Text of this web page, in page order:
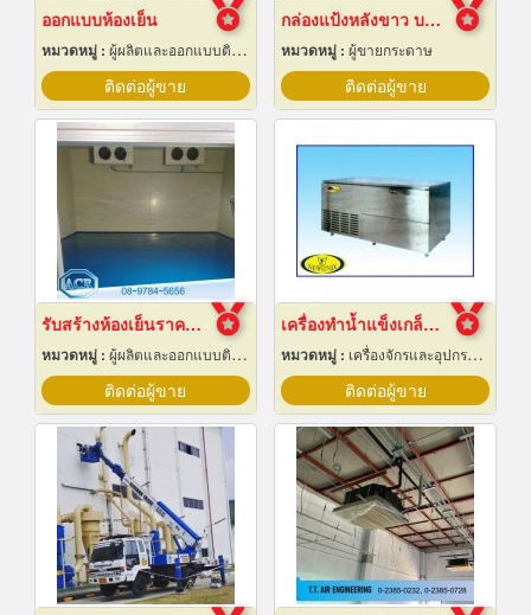
ออกแบบห้องเย็น
หมวดหมู่ : ผู้ผลิตและออกแบบติดตั้งห้องเย็น
ติดต่อผู้ขาย
กล่องแป้งหลังขาว บางเลนเกรดA(BL-Aหลังขาว)
หมวดหมู่ : ผู้ขายกระดาษ
ติดต่อผู้ขาย
รับสร้างห้องเย็นราคาถูก
หมวดหมู่ : ผู้ผลิตและออกแบบติดตั้งห้องเย็น
ติดต่อผู้ขาย
เครื่องทำน้ำแข็งเกล็ด เชียงใหม่
หมวดหมู่ : เครื่องจักรและอุปกรณ์ผลิตน้ำแข็ง
ติดต่อผู้ขาย